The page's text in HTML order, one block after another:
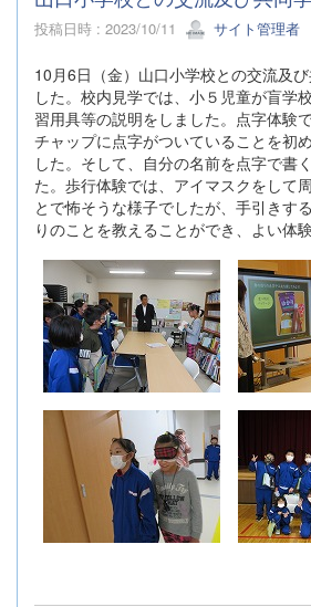
投稿日時 : 2023/10/11 サイト管理者
10月6日（金）山口小学校との交流及
した。校内見学では、小５児童が盲学
習用具等の説明をしました。点字体験
チャップに点字がついていることを初
した。そして、自分の名前を点字で書
た。歩行体験では、アイマスクをして
とで怖そうな様子でしたが、手引きす
りのことを教えることができ、よい体